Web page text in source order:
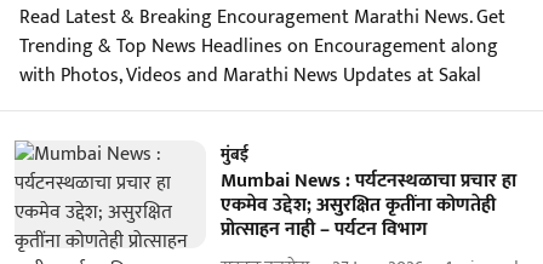
Read Latest & Breaking Encouragement Marathi News. Get
Trending & Top News Headlines on Encouragement along
with Photos, Videos and Marathi News Updates at Sakal
मुंबई
Mumbai News : पर्यटनस्थळाचा प्रचार हा
एकमेव उद्देश; असुरक्षित कृतींना कोणतेही
प्रोत्साहन नाही – पर्यटन विभाग